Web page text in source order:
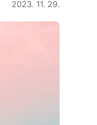
2023. 11. 29.